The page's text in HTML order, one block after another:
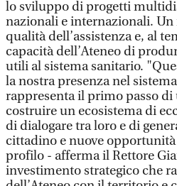
lo sviluppo di progetti
nazionali e internazionali.
qualità dell’assistenza e, al
capacità dell’Ateneo di
utili al sistema sanitario.
la nostra presenza nel
rappresenta il primo passo
costruire un ecosistema di
di dialogare tra loro e di
cittadino e nuove
profilo - afferma il Rettore
investimento strategico che